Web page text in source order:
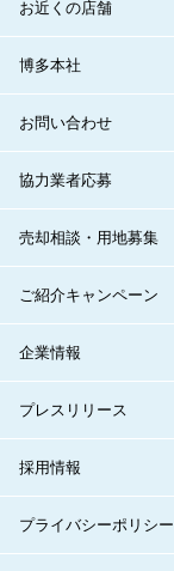
お近くの店舗
博多本社
お問い合わせ
協力業者応募
売却相談・用地募集
ご紹介キャンペーン
企業情報
プレスリリース
採用情報
プライバシーポリシー